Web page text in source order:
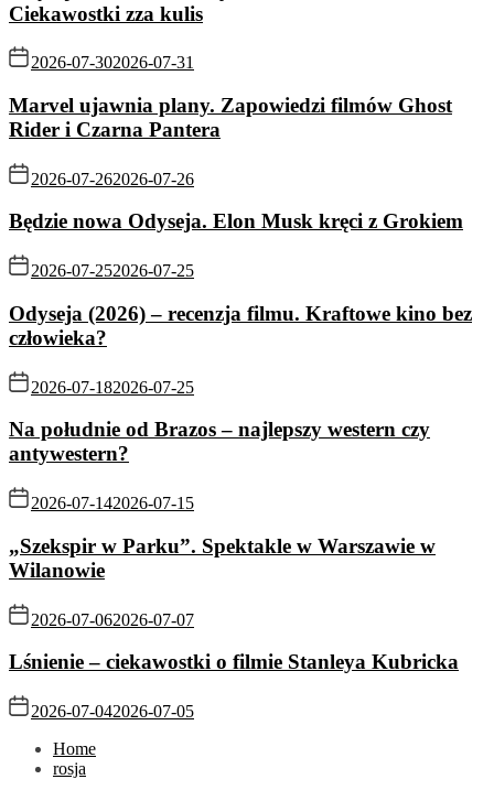
Ciekawostki zza kulis
2026-07-302026-07-31
Marvel ujawnia plany. Zapowiedzi filmów Ghost
Rider i Czarna Pantera
2026-07-262026-07-26
Będzie nowa Odyseja. Elon Musk kręci z Grokiem
2026-07-252026-07-25
Odyseja (2026) – recenzja filmu. Kraftowe kino bez
człowieka?
2026-07-182026-07-25
Na południe od Brazos – najlepszy western czy
antywestern?
2026-07-142026-07-15
„Szekspir w Parku”. Spektakle w Warszawie w
Wilanowie
2026-07-062026-07-07
Lśnienie – ciekawostki o filmie Stanleya Kubricka
2026-07-042026-07-05
Home
rosja